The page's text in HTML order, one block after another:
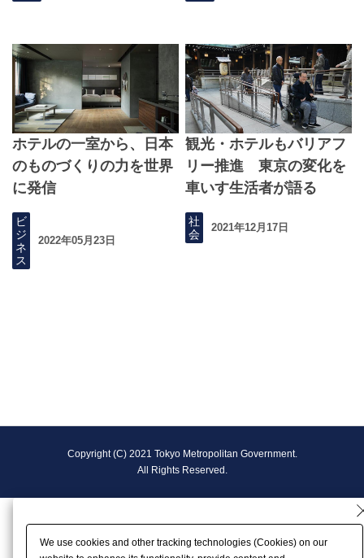
ホテルの一室から、日本
のものづくりの力を世界
に発信
ビ
ジ
ネ
ス
2022年05月23日
観光・ホテルもバリアフ
リー推進 東京の変化を
車いす生活者が語る
社
会
2021年12月17日
o
Copyright (C) 2021 Tokyo Metropolitan Government.
All Rights Reserved.
We use cookies and other tracking technologies (Cookies) on our